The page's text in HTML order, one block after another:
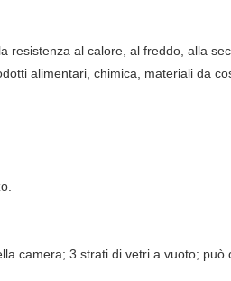
al calore, al freddo, alla
alimentari, chimica, materiali da
camera; 3 strati di vetri a vuoto; può